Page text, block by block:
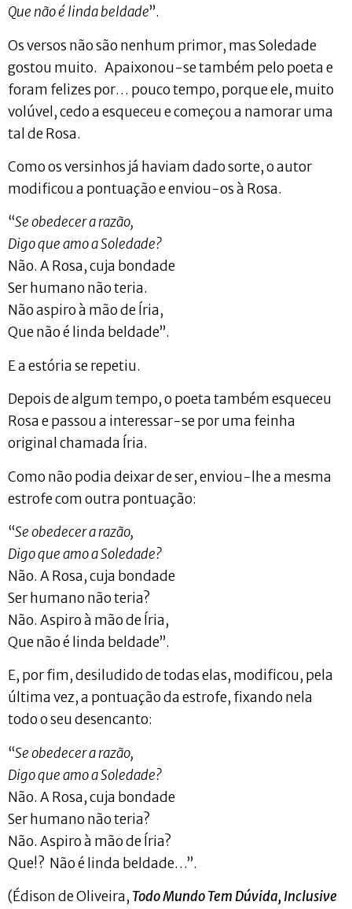
Que não é linda beldade”.
Os versos não são nenhum primor, mas Soledade
gostou muito. Apaixonou-se também pelo poeta e
foram felizes por… pouco tempo, porque ele, muito
volúvel, cedo a esqueceu e começou a namorar uma
tal de Rosa.
Como os versinhos já haviam dado sorte, o autor
modificou a pontuação e enviou-os à Rosa.
“Se obedecer a razão,
Digo que amo a Soledade?
Não. A Rosa, cuja bondade
Ser humano não teria.
Não aspiro à mão de Íria,
Que não é linda beldade”.
E a estória se repetiu.
Depois de algum tempo, o poeta também esqueceu
Rosa e passou a interessar-se por uma feinha
original chamada Íria.
Como não podia deixar de ser, enviou-lhe a mesma
estrofe com outra pontuação:
“Se obedecer a razão,
Digo que amo a Soledade?
Não. A Rosa, cuja bondade
Ser humano não teria?
Não. Aspiro à mão de Íria,
Que não é linda beldade”.
E, por fim, desiludido de todas elas, modificou, pela
última vez, a pontuação da estrofe, fixando nela
todo o seu desencanto:
“Se obedecer a razão,
Digo que amo a Soledade?
Não. A Rosa, cuja bondade
Ser humano não teria?
Não. Aspiro à mão de Íria?
Que!? Não é linda beldade…”.
(Édison de Oliveira, Todo Mundo Tem Dúvida, Inclusive